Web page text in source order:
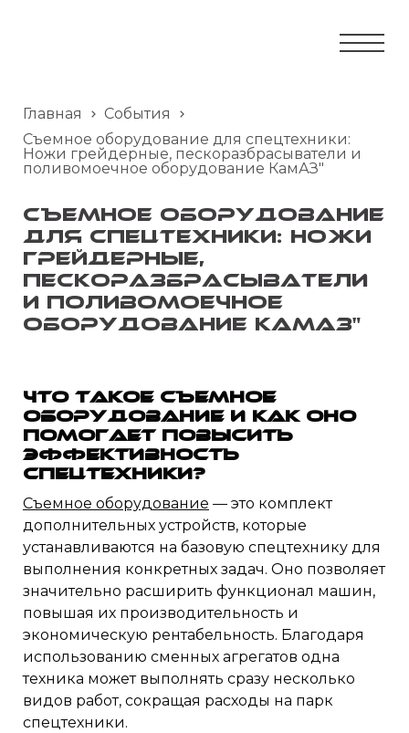
Главная
События
Съемное оборудование для спецтехники:
Ножи грейдерные, пескоразбрасыватели и
поливомоечное оборудование КамАЗ"
Съемное оборудование
для спецтехники: Ножи
грейдерные,
пескоразбрасыватели
и поливомоечное
оборудование КамАЗ"
Что такое съемное
оборудование и как оно
помогает повысить
эффективность
спецтехники?
Съемное оборудование — это комплект
дополнительных устройств, которые
устанавливаются на базовую спецтехнику для
выполнения конкретных задач. Оно позволяет
значительно расширить функционал машин,
повышая их производительность и
экономическую рентабельность. Благодаря
использованию сменных агрегатов одна
техника может выполнять сразу несколько
видов работ, сокращая расходы на парк
спецтехники.